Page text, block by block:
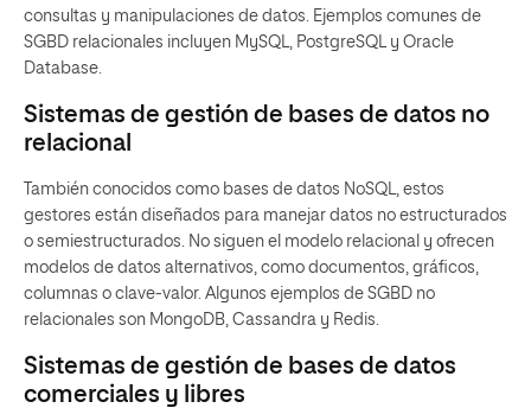
consultas y manipulaciones de datos. Ejemplos comunes de
SGBD relacionales incluyen MySQL, PostgreSQL y Oracle
Database.
Sistemas de gestión de bases de datos no
relacional
También conocidos como bases de datos NoSQL, estos
gestores están diseñados para manejar datos no estructurados
o semiestructurados. No siguen el modelo relacional y ofrecen
modelos de datos alternativos, como documentos, gráficos,
columnas o clave-valor. Algunos ejemplos de SGBD no
relacionales son MongoDB, Cassandra y Redis.
Sistemas de gestión de bases de datos
comerciales y libres